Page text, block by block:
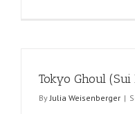
Tokyo Ghoul
ByJulia Weisenberger |